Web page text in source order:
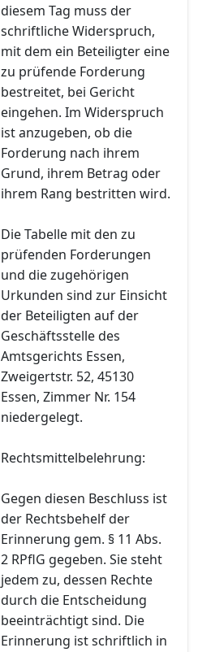
diesem Tag muss der
schriftliche Widerspruch,
mit dem ein Beteiligter eine
zu prüfende Forderung
bestreitet, bei Gericht
eingehen. Im Widerspruch
ist anzugeben, ob die
Forderung nach ihrem
Grund, ihrem Betrag oder
ihrem Rang bestritten wird.
Die Tabelle mit den zu
prüfenden Forderungen
und die zugehörigen
Urkunden sind zur Einsicht
der Beteiligten auf der
Geschäftsstelle des
Amtsgerichts Essen,
Zweigertstr. 52, 45130
Essen, Zimmer Nr. 154
niedergelegt.
Rechtsmittelbelehrung:
Gegen diesen Beschluss ist
der Rechtsbehelf der
Erinnerung gem. § 11 Abs.
2 RPflG gegeben. Sie steht
jedem zu, dessen Rechte
durch die Entscheidung
beeinträchtigt sind. Die
Erinnerung ist schriftlich in